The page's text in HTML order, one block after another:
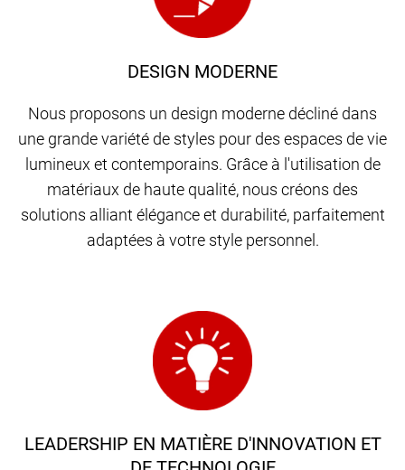
DESIGN MODERNE
Nous proposons un design moderne décliné dans
une grande variété de styles pour des espaces de vie
lumineux et contemporains. Grâce à l'utilisation de
matériaux de haute qualité, nous créons des
solutions alliant élégance et durabilité, parfaitement
adaptées à votre style personnel.
LEADERSHIP EN MATIÈRE D'INNOVATION ET